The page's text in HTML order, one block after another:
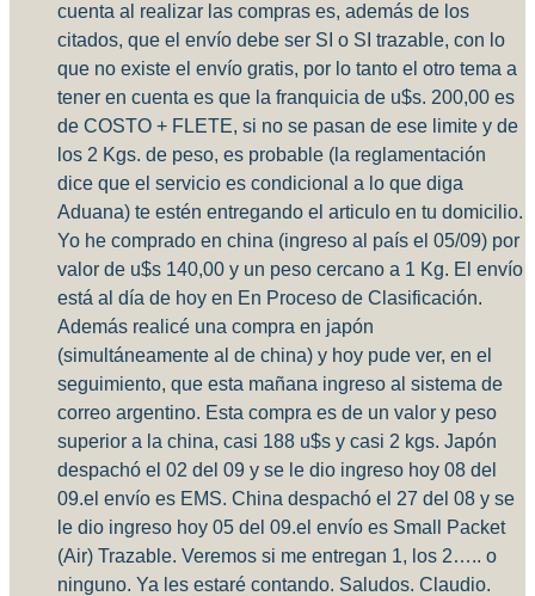
cuenta al realizar las compras es, además de los
citados, que el envío debe ser SI o SI trazable, con lo
que no existe el envío gratis, por lo tanto el otro tema a
tener en cuenta es que la franquicia de u$s. 200,00 es
de COSTO + FLETE, si no se pasan de ese limite y de
los 2 Kgs. de peso, es probable (la reglamentación
dice que el servicio es condicional a lo que diga
Aduana) te estén entregando el articulo en tu domicilio.
Yo he comprado en china (ingreso al país el 05/09) por
valor de u$s 140,00 y un peso cercano a 1 Kg. El envío
está al día de hoy en En Proceso de Clasificación.
Además realicé una compra en japón
(simultáneamente al de china) y hoy pude ver, en el
seguimiento, que esta mañana ingreso al sistema de
correo argentino. Esta compra es de un valor y peso
superior a la china, casi 188 u$s y casi 2 kgs. Japón
despachó el 02 del 09 y se le dio ingreso hoy 08 del
09.el envío es EMS. China despachó el 27 del 08 y se
le dio ingreso hoy 05 del 09.el envío es Small Packet
(Air) Trazable. Veremos si me entregan 1, los 2….. o
ninguno. Ya les estaré contando. Saludos. Claudio.